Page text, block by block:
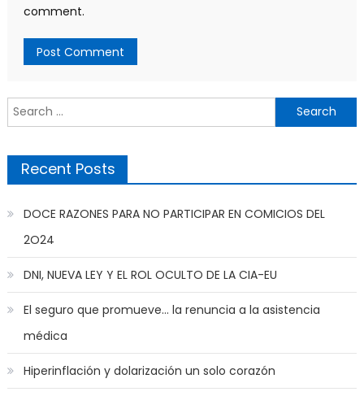
comment.
Search
for:
Recent Posts
DOCE RAZONES PARA NO PARTICIPAR EN COMICIOS DEL
2O24
DNI, NUEVA LEY Y EL ROL OCULTO DE LA CIA-EU
El seguro que promueve… la renuncia a la asistencia
médica
Hiperinflación y dolarización un solo corazón